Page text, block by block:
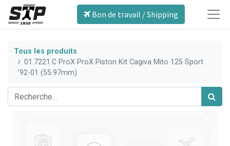
Bon de travail / Shipping
Tous les produits
01.7221.C ProX ProX Piston Kit Cagiva Mito 125 Sport
'92-01 (55.97mm)